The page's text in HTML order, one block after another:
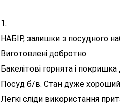
1.
НАБІР, залишки з посудного
Виготовлені добротно.
Бакелітові горнята і покришка
Посуд б/в. Стан дуже
Легкі сліди використання